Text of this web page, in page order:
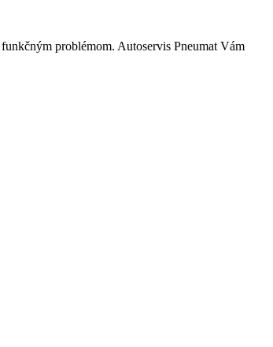
problémom. Autoservis Pneumat Vám